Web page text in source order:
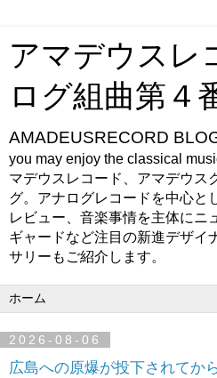
アマデウス
ログ組曲第４
AMADEUSRECORD
you may enjoy the classical
マデウスレコード、アマデウス
グ。アナログレコードを中心と
レビュー、音楽事情を主体にニ
ギャードなど注目の新進デザイ
サリーもご紹介します。
2026-08-06
広島への原爆が投下されてか